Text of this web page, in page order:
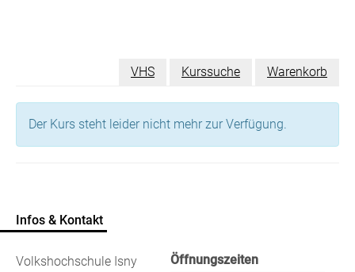
VHS Kurssuche Warenkorb
Der Kurs steht leider nicht mehr zur Verfügung.
Infos & Kontakt
Volkshochschule Isny
Öffnungszeiten